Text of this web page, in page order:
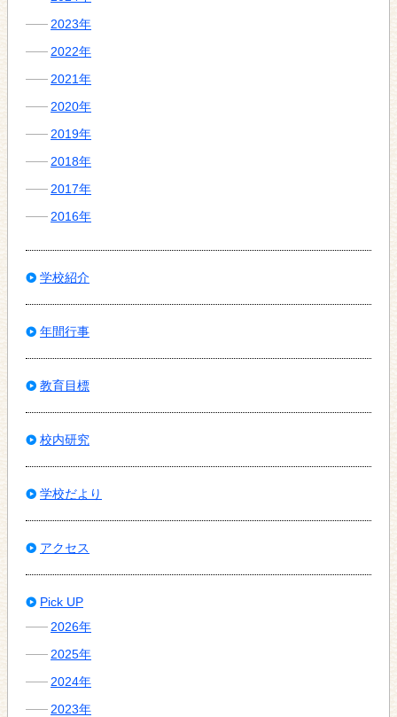
2023年
2022年
2021年
2020年
2019年
2018年
2017年
2016年
学校紹介
年間行事
教育目標
校内研究
学校だより
アクセス
Pick UP
2026年
2025年
2024年
2023年